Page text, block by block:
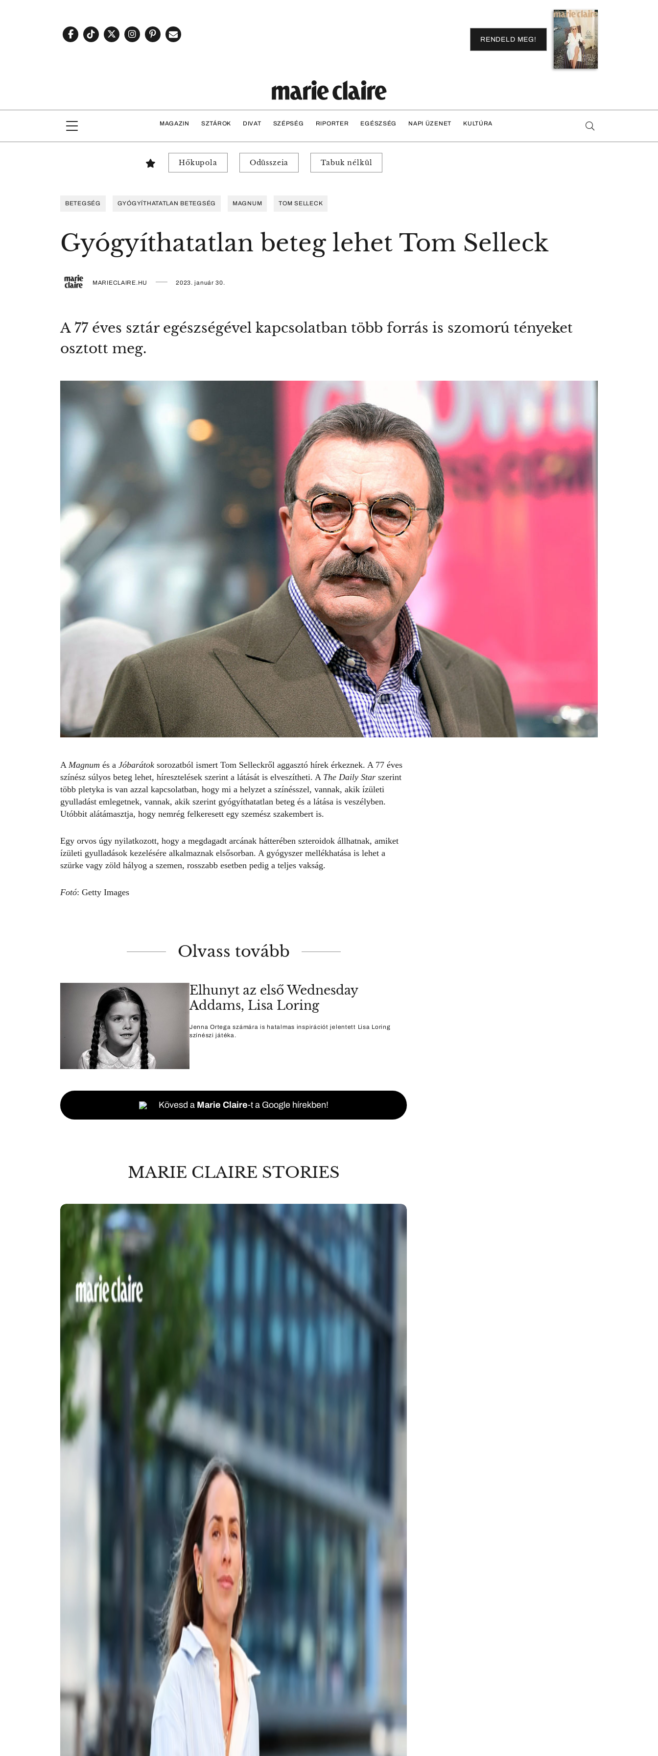
RENDELD MEG!
MAGAZIN SZTÁROK DIVAT SZÉPSÉG RIPORTER EGÉSZSÉG NAPI ÜZENET KULTÚRA
Hőkupola Odüsszeia Tabuk nélkül
BETEGSÉG GYÓGYÍTHATATLAN BETEGSÉG MAGNUM TOM SELLECK
Gyógyíthatatlan beteg lehet Tom Selleck
MARIECLAIRE.HU 2023. január 30.
A 77 éves sztár egészségével kapcsolatban több forrás is szomorú tényeket
osztott meg.
A Magnum és a Jóbarátok sorozatból ismert Tom Selleckről aggasztó hírek érkeznek. A 77 éves
színész súlyos beteg lehet, híresztelések szerint a látását is elveszítheti. A The Daily Star szerint
több pletyka is van azzal kapcsolatban, hogy mi a helyzet a színésszel, vannak, akik ízületi
gyulladást emlegetnek, vannak, akik szerint gyógyíthatatlan beteg és a látása is veszélyben.
Utóbbit alátámasztja, hogy nemrég felkeresett egy szemész szakembert is.
Egy orvos úgy nyilatkozott, hogy a megdagadt arcának hátterében szteroidok állhatnak, amiket
ízületi gyulladások kezelésére alkalmaznak elsősorban. A gyógyszer mellékhatása is lehet a
szürke vagy zöld hályog a szemen, rosszabb esetben pedig a teljes vakság.
Fotó: Getty Images
Olvass tovább
Elhunyt az első Wednesday
Addams, Lisa Loring
Jenna Ortega számára is hatalmas inspirációt jelentett Lisa Loring
színészi játéka.
Kövesd a Marie Claire-t a Google hírekben!
MARIE CLAIRE STORIES